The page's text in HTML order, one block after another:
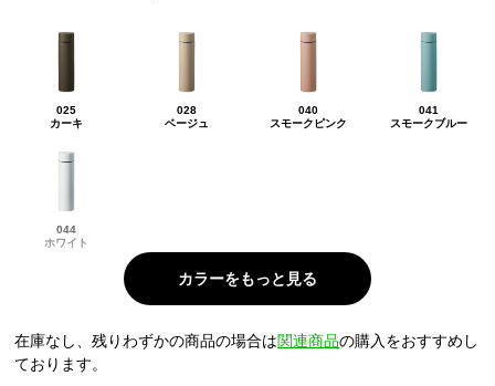
025
カーキ
028
ベージュ
040
スモークピンク
041
スモークブルー
044
ホワイト
在庫なし、残りわずかの商品の場合は関連商品の購入をおすすめし
ております。